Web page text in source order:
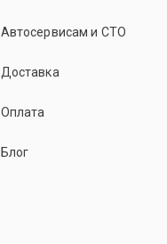
Автосервисам и СТО
Доставка
Оплата
Блог